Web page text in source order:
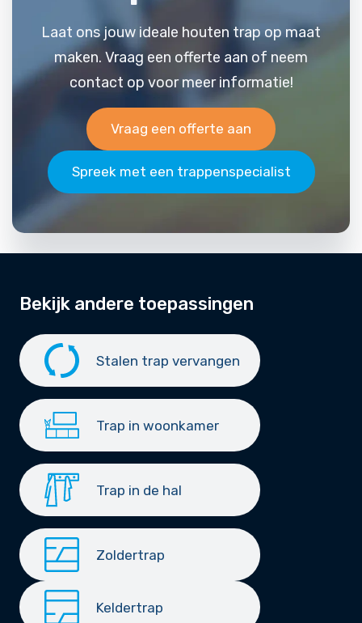
Laat ons jouw ideale houten trap op maat
maken. Vraag een offerte aan of neem
contact op voor meer informatie!
Vraag een offerte aan
Spreek met een trappenspecialist
Bekijk andere toepassingen
Stalen trap vervangen
Trap in woonkamer
Trap in de hal
Zoldertrap
Keldertrap